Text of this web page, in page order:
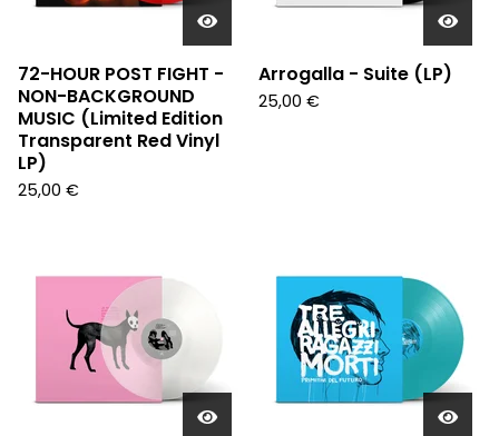
72-HOUR POST FIGHT -
NON-BACKGROUND
MUSIC (Limited Edition
Transparent Red Vinyl
LP)
25,00 €
Arrogalla - Suite (LP)
25,00 €